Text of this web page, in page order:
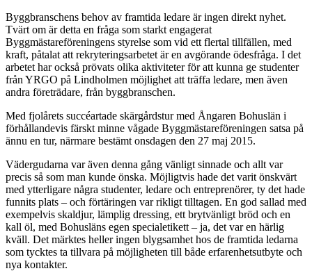
Byggbranschens behov av framtida ledare är ingen direkt nyhet.
Tvärt om är detta en fråga som starkt engagerat
Byggmästareföreningens styrelse som vid ett flertal tillfällen, med
kraft, påtalat att rekryterings­arbetet är en avgörande ödesfråga. I det
arbetet har också prövats olika aktiviteter för att kunna ge studenter
från YRGO på Lindholmen möjlighet att träffa ledare, men även
andra företrädare, från byggbranschen.
Med fjolårets succéartade skärgårdstur med Ångaren Bohuslän i
förhållandevis färskt minne vågade Byggmästareföreningen satsa på
ännu en tur, närmare bestämt onsdagen den 27 maj 2015.
Vädergudarna var även denna gång vänligt sinnade och allt var
precis så som man kunde önska. Möjligtvis hade det varit önskvärt
med ytterligare några studenter, ledare och entreprenörer, ty det hade
funnits plats – och förtäringen var rikligt tilltagen. En god sallad med
exempelvis skaldjur, lämplig dressing, ett brytvänligt bröd och en
kall öl, med Bohusläns egen specialetikett – ja, det var en härlig
kväll. Det märktes heller ingen blygsamhet hos de framtida ledarna
som tycktes ta tillvara på möjligheten till både erfarenhetsutbyte och
nya kontakter.